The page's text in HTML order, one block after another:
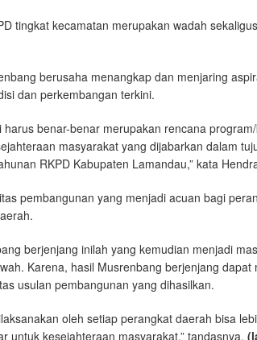
tingkat kecamatan merupakan wadah
berusaha menangkap dan menjaring
dan perkembangan terkini.
benar-benar merupakan rencana
masyarakat yang dijabarkan dalam
RKPD Kabupaten Lamandau,” kata
pembangunan yang menjadi acuan bagi
berjenjang inilah yang kemudian menjadi
Karena, hasil Musrenbang berjenjang dapat
usulan pembangunan yang dihasilkan.
oleh setiap perangkat daerah bisa
untuk kesejahteraan masyarakat,” tandasnya.